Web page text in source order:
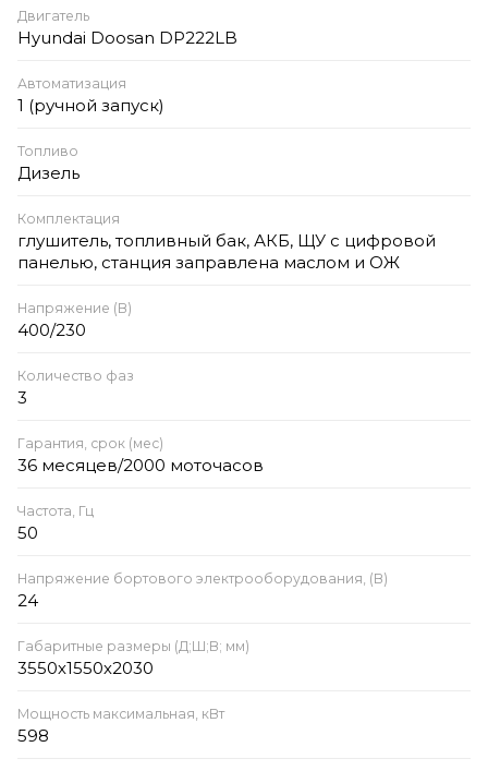
Двигатель
Hyundai Doosan DP222LB
Автоматизация
1 (ручной запуск)
Топливо
Дизель
Комплектация
глушитель, топливный бак, АКБ, ЩУ с цифровой
панелью, станция заправлена маслом и ОЖ
Напряжение (В)
400/230
Количество фаз
3
Гарантия, срок (мес)
36 месяцев/2000 моточасов
Частота, Гц
50
Напряжение бортового электрооборудования, (В)
24
Габаритные размеры (Д;Ш;В; мм)
3550х1550х2030
Мощность максимальная, кВт
598